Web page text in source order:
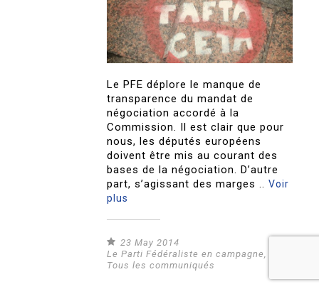
Le PFE déplore le manque de
transparence du mandat de
négociation accordé à la
Commission. Il est clair que pour
nous, les députés européens
doivent être mis au courant des
bases de la négociation. D’autre
part, s’agissant des marges ..Voir
plus
23 May 2014
Le Parti Fédéraliste en campagne,
Tous les communiqués